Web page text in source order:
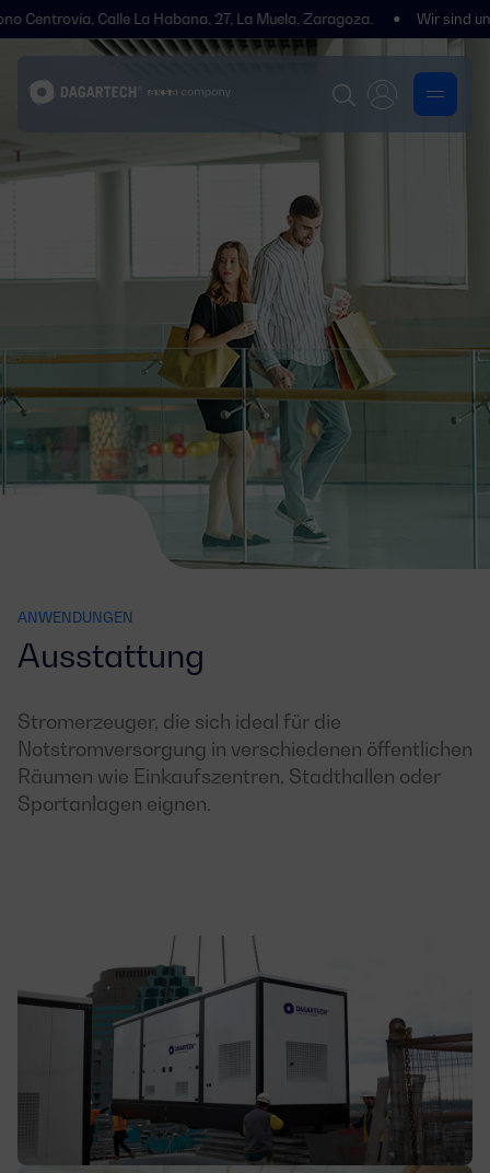
Calle La Habana, 27, La Muela, Zaragoza. Wir sind
ANWENDUNGEN
Ausstattung
Stromerzeuger, die sich ideal für die
Notstromversorgung in verschiedenen öffentlichen
Räumen wie Einkaufszentren, Stadthallen oder
Sportanlagen eignen.